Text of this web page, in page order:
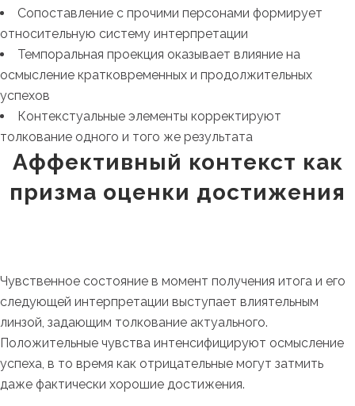
Сопоставление с прочими персонами формирует
относительную систему интерпретации
Темпоральная проекция оказывает влияние на
осмысление кратковременных и продолжительных
успехов
Контекстуальные элементы корректируют
толкование одного и того же результата
Аффективный контекст как
призма оценки достижения
Чувственное состояние в момент получения итога и его
следующей интерпретации выступает влиятельным
линзой, задающим толкование актуального.
Положительные чувства интенсифицируют осмысление
успеха, в то время как отрицательные могут затмить
даже фактически хорошие достижения.